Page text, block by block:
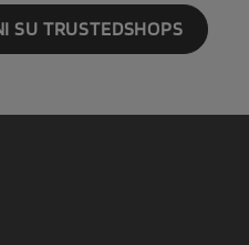
SU TRUSTEDSHOPS